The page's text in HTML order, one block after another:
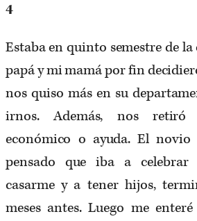
4
Estaba en quinto semestre de
papá y mi mamá por fin
nos quiso más en su
irnos. Además, nos retiró
económico o ayuda. El
pensado que iba a
casarme y a tener hijos,
meses antes. Luego me